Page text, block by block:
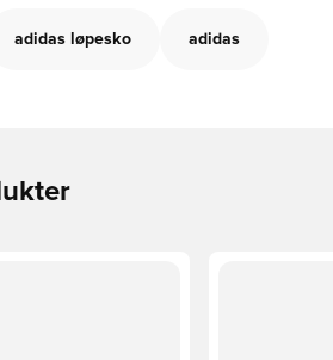
adidas løpesko adidas